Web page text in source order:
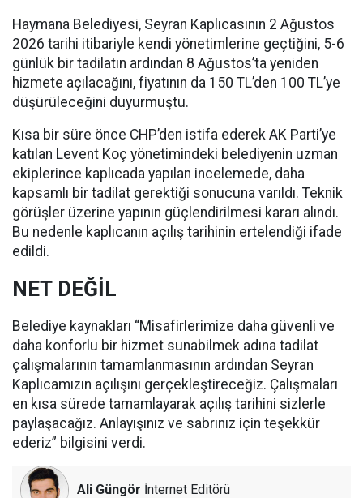
Haymana Belediyesi, Seyran Kaplıcasının 2 Ağustos
2026 tarihi itibariyle kendi yönetimlerine geçtiğini, 5-6
günlük bir tadilatın ardından 8 Ağustos’ta yeniden
hizmete açılacağını, fiyatının da 150 TL’den 100 TL’ye
düşürüleceğini duyurmuştu.
Kısa bir süre önce CHP’den istifa ederek AK Parti’ye
katılan Levent Koç yönetimindeki belediyenin uzman
ekiplerince kaplıcada yapılan incelemede, daha
kapsamlı bir tadilat gerektiği sonucuna varıldı. Teknik
görüşler üzerine yapının güçlendirilmesi kararı alındı.
Bu nedenle kaplıcanın açılış tarihinin ertelendiği ifade
edildi.
NET DEĞİL
Belediye kaynakları “Misafirlerimize daha güvenli ve
daha konforlu bir hizmet sunabilmek adına tadilat
çalışmalarının tamamlanmasının ardından Seyran
Kaplıcamızın açılışını gerçekleştireceğiz. Çalışmaları
en kısa sürede tamamlayarak açılış tarihini sizlerle
paylaşacağız. Anlayışınız ve sabrınız için teşekkür
ederiz” bilgisini verdi.
Ali Güngör İnternet Editörü